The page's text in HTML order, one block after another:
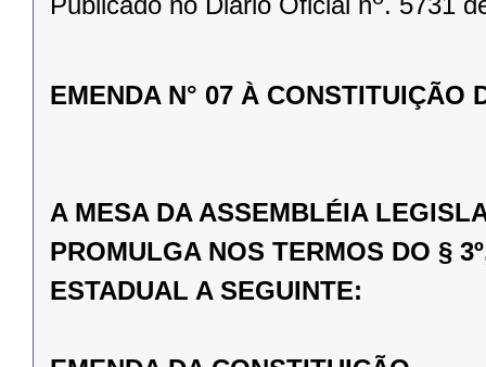
EMENDA N° 07 À CONSTITUIÇÃO
A MESA DA ASSEMBLÉIA
PROMULGA NOS TERMOS DO §
ESTADUAL A SEGUINTE: